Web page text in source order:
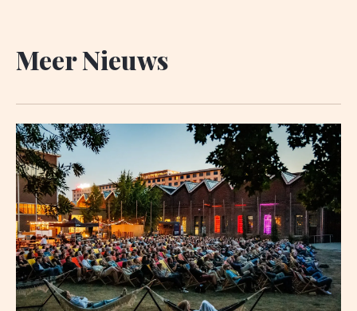
Meer Nieuws